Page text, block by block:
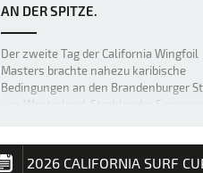
AN DER SPITZE.
Der zweite Tag der California Wingfoil
Masters brachte nahezu karibische
Bedingungen an den Brandenburger
von Westerland. Strahlender
die Nordsee vor Sylt in eine
2026 CALIFORNIA SURF